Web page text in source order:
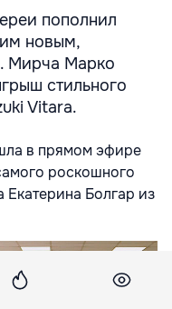
пополнил
новым,
Мирча Марко
стильного
Vitara.
в прямом эфире
роскошного
Екатерина Болгар из